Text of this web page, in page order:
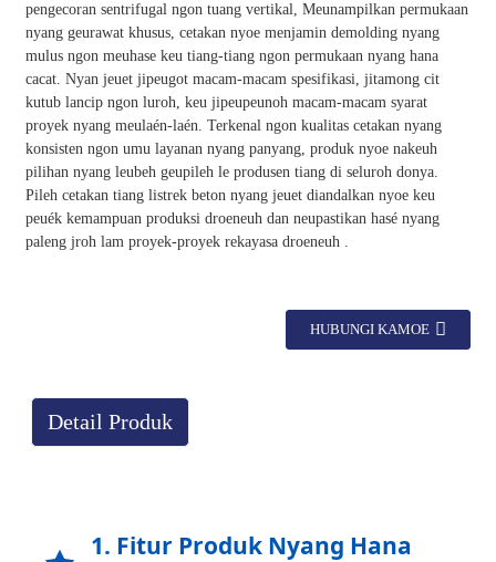
pengecoran sentrifugal ngon tuang vertikal, Meunampilkan permukaan
nyang geurawat khusus, cetakan nyoe menjamin demolding nyang
mulus ngon meuhase keu tiang-tiang ngon permukaan nyang hana
cacat. Nyan jeuet jipeugot macam-macam spesifikasi, jitamong cit
kutub lancip ngon luroh, keu jipeupeunoh macam-macam syarat
proyek nyang meulaén-laén. Terkenal ngon kualitas cetakan nyang
konsisten ngon umu layanan nyang panyang, produk nyoe nakeuh
pilihan nyang leubeh geupileh le produsen tiang di seluroh donya.
Pileh cetakan tiang listrek beton nyang jeuet diandalkan nyoe keu
peuék kemampuan produksi droeneuh dan neupastikan hasé nyang
paleng jroh lam proyek-proyek rekayasa droeneuh .
HUBUNGI KAMOE
Detail Produk
1. Fitur Produk Nyang Hana